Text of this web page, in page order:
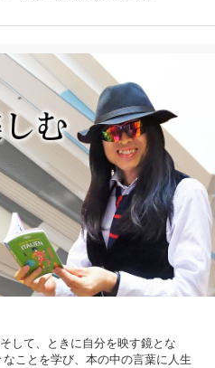
して、ときに自分を映す鏡とな
ことを学び、本の中の言葉に人生